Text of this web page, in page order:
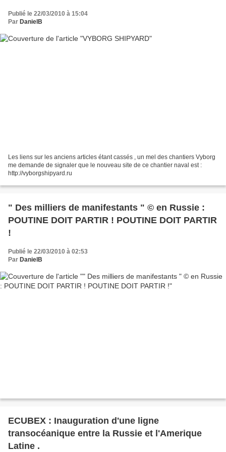
Publié le 22/03/2010 à 15:04
Par DanielB
Les liens sur les anciens articles étant cassés , un mel des chantiers Vyborg
me demande de signaler que le nouveau site de ce chantier naval est :
http://vyborgshipyard.ru
" Des milliers de manifestants " © en Russie :
POUTINE DOIT PARTIR ! POUTINE DOIT PARTIR
!
Publié le 22/03/2010 à 02:53
Par DanielB
ECUBEX : Inauguration d'une ligne
transocéanique entre la Russie et l'Amerique
Latine .